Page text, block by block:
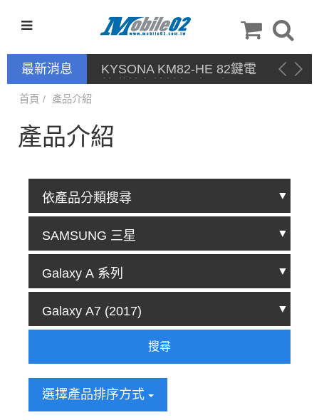
最新消息 停產通告
首頁 產品介紹
產品介紹
搜尋
選擇產品排序方式